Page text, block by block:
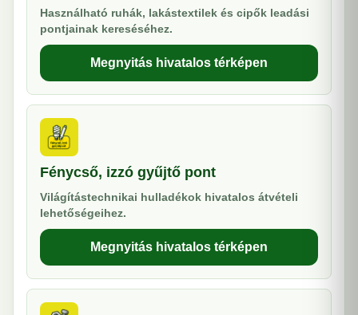
Használható ruhák, lakástextilek és cipők leadási
pontjainak kereséséhez.
Megnyitás hivatalos térképen
Fénycső, izzó gyűjtő pont
Világítástechnikai hulladékok hivatalos átvételi
lehetőségeihez.
Megnyitás hivatalos térképen